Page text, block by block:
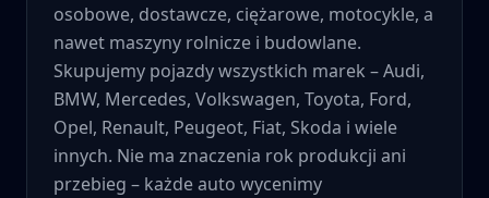
osobowe, dostawcze, ciężarowe, motocykle, a
nawet maszyny rolnicze i budowlane.
Skupujemy pojazdy wszystkich marek – Audi,
BMW, Mercedes, Volkswagen, Toyota, Ford,
Opel, Renault, Peugeot, Fiat, Skoda i wiele
innych. Nie ma znaczenia rok produkcji ani
przebieg – każde auto wycenimy